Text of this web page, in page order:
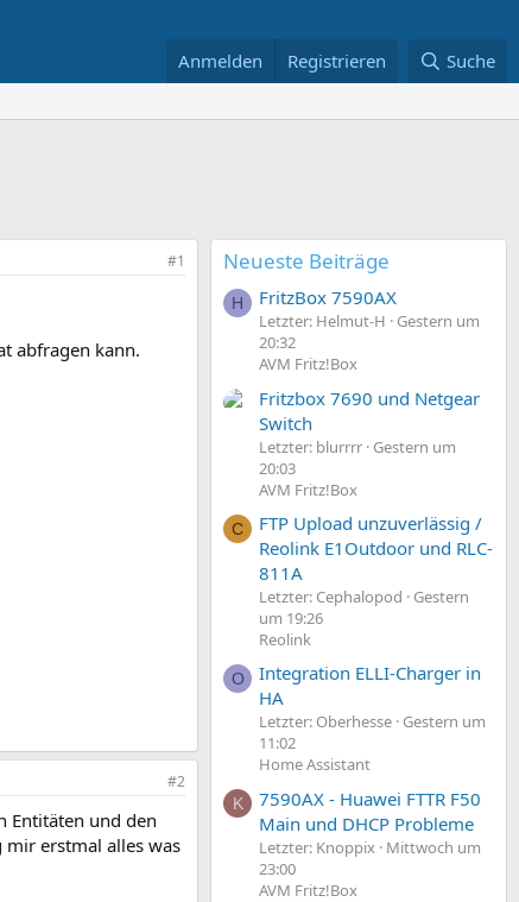
Anmelden Registrieren Suche
#1
abfragen kann.
#2
Entitäten und den
erstmal alles was
Neueste Beiträge
H FritzBox 7590AX
Letzter: Helmut-H
Gestern um
20:32
AVM Fritz!Box
Fritzbox 7690 und Netgear
Switch
Letzter: blurrrr Gestern um
20:03
AVM Fritz!Box
C
FTP Upload unzuverlässig /
Reolink E1Outdoor und RLC-
811A
Letzter: Cephalopod
Gestern
um 19:26
Reolink
O
Integration ELLI-Charger in
HA
Letzter: Oberhesse Gestern um
11:02
Home Assistant
K
7590AX - Huawei FTTR F50
Main und DHCP Probleme
Letzter: Knoppix
Mittwoch um
23:00
AVM Fritz!Box